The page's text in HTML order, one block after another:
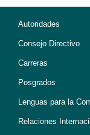
Autoridades
Consejo Directivo
Carreras
Posgrados
Lenguas para la
Relaciones